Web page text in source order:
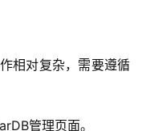
相对复杂，需要遵循
管理页面。